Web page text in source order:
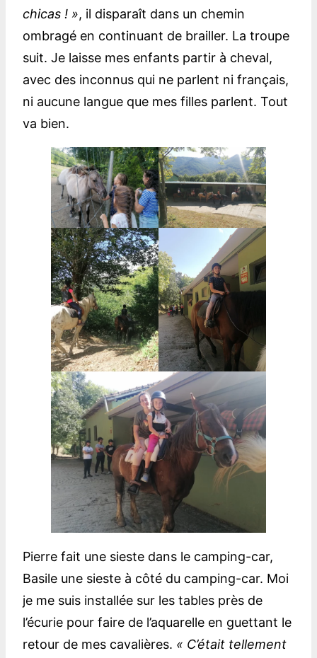
chicas ! », il disparaît dans un chemin
ombragé en continuant de brailler. La troupe
suit. Je laisse mes enfants partir à cheval,
avec des inconnus qui ne parlent ni français,
ni aucune langue que mes filles parlent. Tout
va bien.
Pierre fait une sieste dans le camping-car,
Basile une sieste à côté du camping-car. Moi
je me suis installée sur les tables près de
l’écurie pour faire de l’aquarelle en guettant le
retour de mes cavalières. « C’était tellement